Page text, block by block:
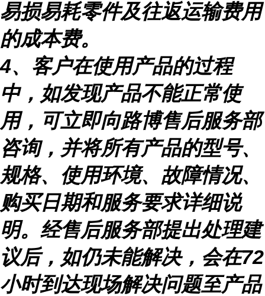
易损易耗零件及往返运输费用
的成本费。
4、客户在使用产品的过程
中，如发现产品不能正常使
用，可立即向路博售后服务部
咨询，并将所有产品的型号、
规格、使用环境、故障情况、
购买日期和服务要求详细说
明。经售后服务部提出处理建
议后，如仍未能解决，会在72
小时到达现场解决问题至产品